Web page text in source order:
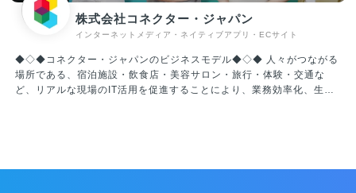
「NAVER WEBTOON」（韓国/NAVER WEBTOON Ltd.）、「LINE
WEBTOON」（東南アジア）など。各プラットフォームを合算した月
間利用者数（MAU）は8,200万、累計ダウンロード数は2億超、ひと
ります。
株式会社コネクター・ジャパン
インターネットメディア・ネイティブアプリ・ECサイト
◆◇◆コネクター・ジャパンのビジネスモデル◆◇◆ 人々がつながる
場所である、宿泊施設・飲食店・美容サロン・旅行・体験・交通な
ど、リアルな現場のIT活用を促進することにより、業務効率化、生産